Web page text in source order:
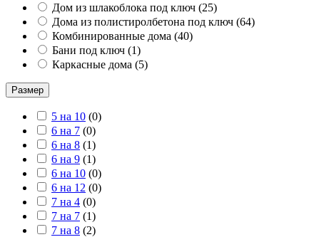
Дом из шлакоблока под ключ (25)
Дома из полистиролбетона под ключ (64)
Комбинированные дома (40)
Бани под ключ (1)
Каркасные дома (5)
Размер
5 на 10 (0)
6 на 7 (0)
6 на 8 (1)
6 на 9 (1)
6 на 10 (0)
6 на 12 (0)
7 на 4 (0)
7 на 7 (1)
7 на 8 (2)